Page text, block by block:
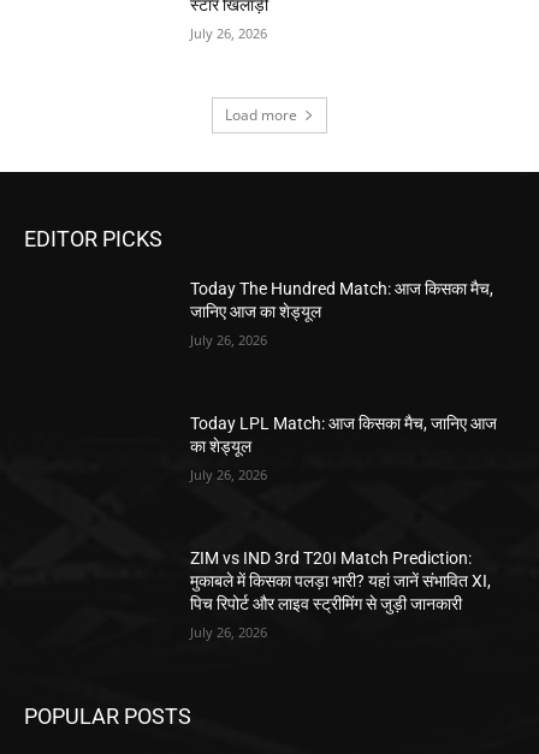
स्टार खिलाड़ी
July 26, 2026
Load more
EDITOR PICKS
Today The Hundred Match: आज किसका मैच,
जानिए आज का शेड्यूल
July 26, 2026
Today LPL Match: आज किसका मैच, जानिए आज
का शेड्यूल
July 26, 2026
ZIM vs IND 3rd T20I Match Prediction:
मुकाबले में किसका पलड़ा भारी? यहां जानें संभावित XI,
पिच रिपोर्ट और लाइव स्ट्रीमिंग से जुड़ी जानकारी
July 26, 2026
POPULAR POSTS